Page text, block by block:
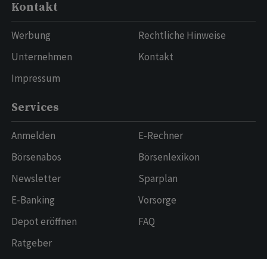
Kontakt
Werbung
Unternehmen
Impressum
Rechtliche Hinweise
Kontakt
Services
Anmelden
Börsenabos
Newsletter
E-Banking
Depot eröffnen
Ratgeber
E-Rechner
Börsenlexikon
Sparplan
Vorsorge
FAQ